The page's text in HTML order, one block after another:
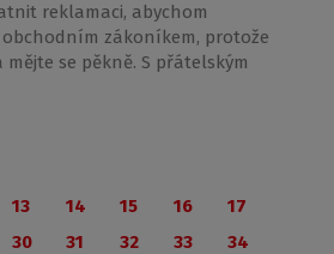
reklamaci, abychom
zákoníkem, protože
se pěkně. S přátelským
13 14 15 16
17
30 31 32 33
34